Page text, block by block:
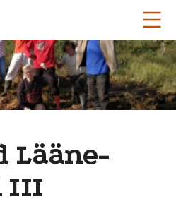
Lääne-
III